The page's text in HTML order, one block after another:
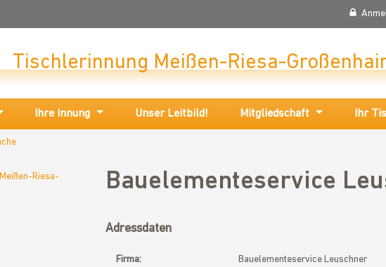
Tischlerinnung Meißen-Riesa-
Ihre Innung Unser Leitbild! Mitgliedschaft Ihr
Riesa-
Bauelementeservice
Adressdaten
Firma:
Bauelementeservice Leuschner